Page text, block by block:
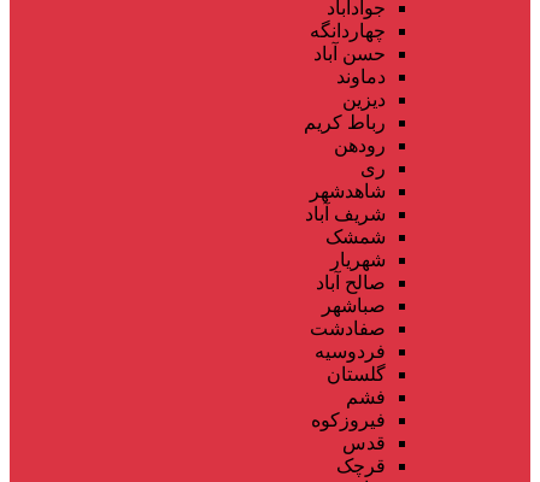
جوادآباد
چهاردانگه
حسن آباد
دماوند
دیزین
رباط کریم
رودهن
ری
شاهدشهر
شریف آباد
شمشک
شهریار
صالح آباد
صباشهر
صفادشت
فردوسیه
گلستان
فشم
فیروزکوه
قدس
قرچک